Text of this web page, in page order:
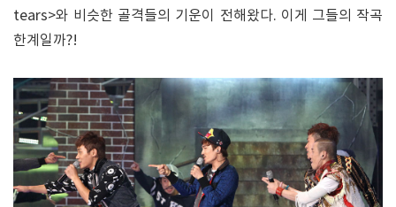
tears>와 비슷한 골격들의 기운이 전해왔다. 이게 그들의 작곡
한계일까?!